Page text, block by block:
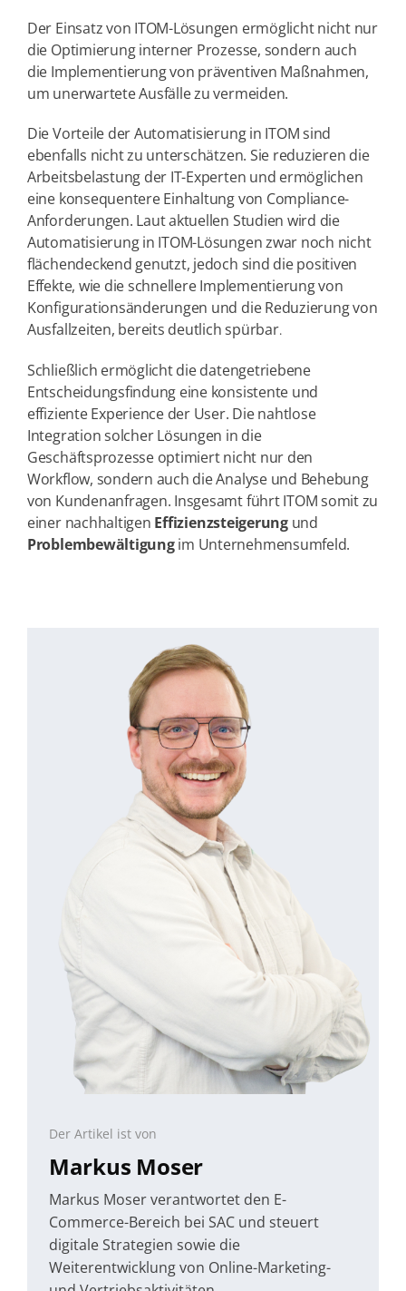
Der Einsatz von ITOM-Lösungen ermöglicht nicht nur
die Optimierung interner Prozesse, sondern auch
die Implementierung von präventiven Maßnahmen,
um unerwartete Ausfälle zu vermeiden.
Die Vorteile der Automatisierung in ITOM sind
ebenfalls nicht zu unterschätzen. Sie reduzieren die
Arbeitsbelastung der IT-Experten und ermöglichen
eine konsequentere Einhaltung von Compliance-
Anforderungen. Laut aktuellen Studien wird die
Automatisierung in ITOM-Lösungen zwar noch nicht
flächendeckend genutzt, jedoch sind die positiven
Effekte, wie die schnellere Implementierung von
Konfigurationsänderungen und die Reduzierung von
Ausfallzeiten, bereits deutlich spürbar.
Schließlich ermöglicht die datengetriebene
Entscheidungsfindung eine konsistente und
effiziente Experience der User. Die nahtlose
Integration solcher Lösungen in die
Geschäftsprozesse optimiert nicht nur den
Workflow, sondern auch die Analyse und Behebung
von Kundenanfragen. Insgesamt führt ITOM somit zu
einer nachhaltigen Effizienzsteigerungund
Problembewältigungim Unternehmensumfeld.
Der Artikel ist von
Markus Moser
Markus Moser verantwortet den E-
Commerce-Bereich bei SAC und steuert
digitale Strategien sowie die
Weiterentwicklung von Online-Marketing-